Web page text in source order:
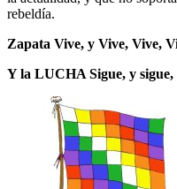
rebeldía.
Zapata Vive, y Vive, Vive,
Y la LUCHA Sigue, y sigue,